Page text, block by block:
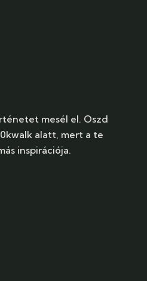
mesél el. Oszd
alatt, mert a te
inspirációja.